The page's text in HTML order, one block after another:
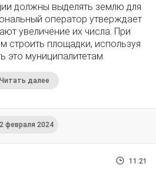
должны выделять землю для
оператор утверждает
увеличение их числа. При
строить площадки, используя
это муниципалитетам.
Читать далее
февраля 2024
11:21